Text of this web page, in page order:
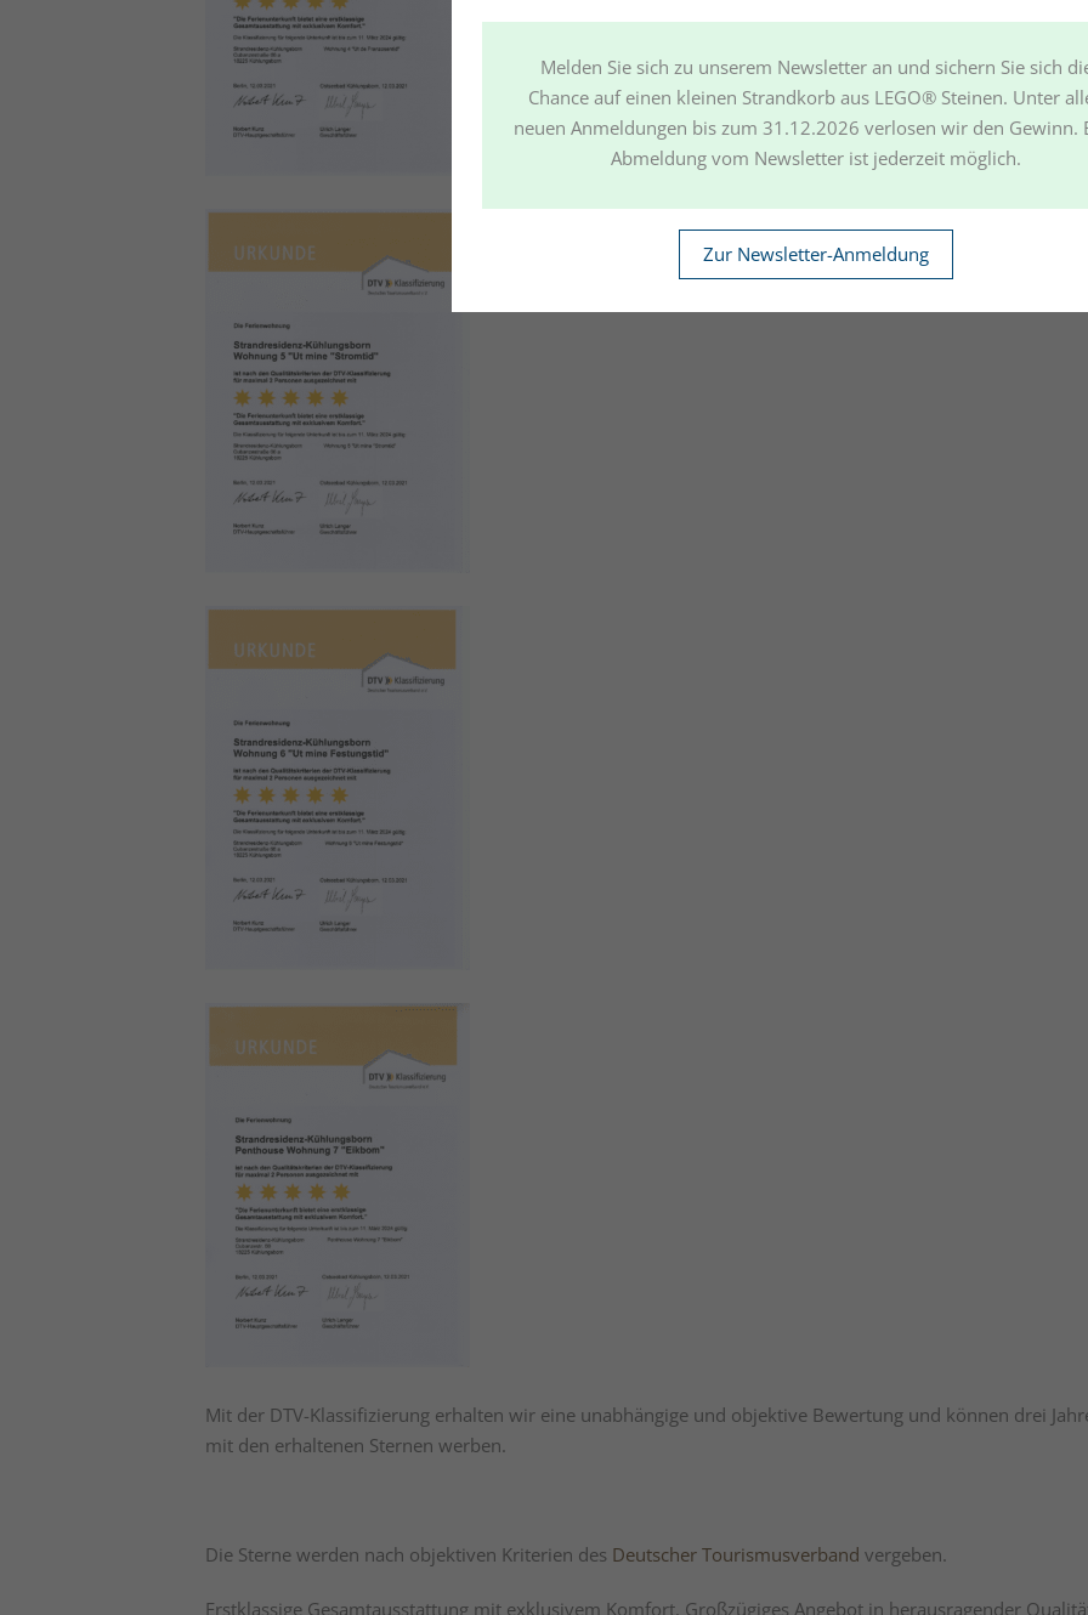
Melden Sie sich zu unserem Newsletter an und sichern Sie sich
Chance auf einen kleinen Strandkorb aus LEGO® Steinen. Unter
neuen Anmeldungen bis zum 31.12.2026 verlosen wir den Gewinn.
Abmeldung vom Newsletter ist jederzeit möglich.
Zur Newsletter-Anmeldung
Mit der DTV-Klassifizierung erhalten wir eine unabhängige und objektive Bewertung und können drei
mit den erhaltenen Sternen werben.
Die Sterne werden nach objektiven Kriterien des Deutscher Tourismusverband vergeben.
Erstklassige Gesamtausstattung mit exklusivem Komfort. Großzügiges Angebot in herausragender